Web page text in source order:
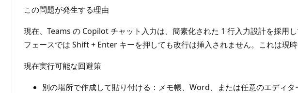
この問題が発生する理由
現在、Teams の Copilot チャット入力は、簡素化された 1 行入力設計を採用
フェースでは Shift + Enter キーを押しても改行は挿入されません。これは現
現在実行可能な回避策
別の場所で作成して貼り付ける：メモ帳、Word、または任意のエディ